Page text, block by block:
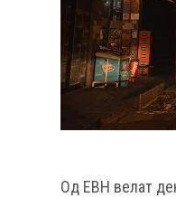
Од ЕВН велат